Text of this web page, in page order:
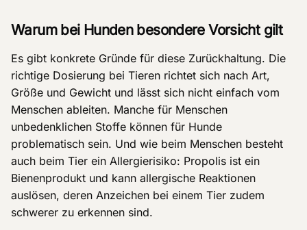
Warum bei Hunden besondere Vorsicht gilt
Es gibt konkrete Gründe für diese Zurückhaltung. Die
richtige Dosierung bei Tieren richtet sich nach Art,
Größe und Gewicht und lässt sich nicht einfach vom
Menschen ableiten. Manche für Menschen
unbedenklichen Stoffe können für Hunde
problematisch sein. Und wie beim Menschen besteht
auch beim Tier ein Allergierisiko: Propolis ist ein
Bienenprodukt und kann allergische Reaktionen
auslösen, deren Anzeichen bei einem Tier zudem
schwerer zu erkennen sind.